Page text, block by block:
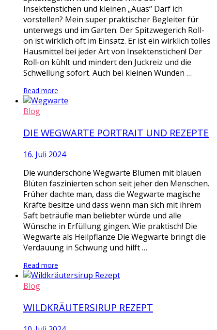
Insektenstichen und kleinen „Auas“ Darf ich
vorstellen? Mein super praktischer Begleiter für
unterwegs und im Garten. Der Spitzwegerich Roll-
on ist wirklich oft im Einsatz. Er ist ein wirklich tolles
Hausmittel bei jeder Art von Insektenstichen! Der
Roll-on kühlt und mindert den Juckreiz und die
Schwellung sofort. Auch bei kleinen Wunden …
Read more
Blog
DIE WEGWARTE PORTRAIT UND REZEPTE
16. Juli 2024
Die wunderschöne Wegwarte Blumen mit blauen
Blüten faszinierten schon seit jeher den Menschen.
Früher dachte man, dass die Wegwarte magische
Kräfte besitze und dass wenn man sich mit ihrem
Saft beträufle man beliebter würde und alle
Wünsche in Erfüllung gingen. Wie praktisch! Die
Wegwarte als Heilpflanze Die Wegwarte bringt die
Verdauung in Schwung und hilft …
Read more
Blog
WILDKRÄUTERSIRUP REZEPT